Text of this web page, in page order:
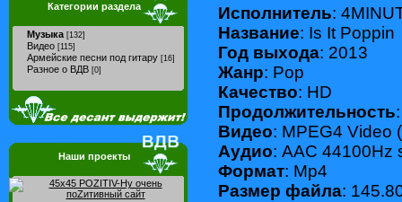
Категории раздела
Музыка [132]
Видео [115]
Армейские песни под гитару [16]
Разное о ВДВ [0]
Наши проекты
Исполнитель:
Название: Is It Poppin
Год выхода: 2013
Жанр: Pop
Качество: HD
Продолжительность
Видео: MPEG4 Video
Аудио: AAC 44100Hz
Формат: Mp4
Размер файла: